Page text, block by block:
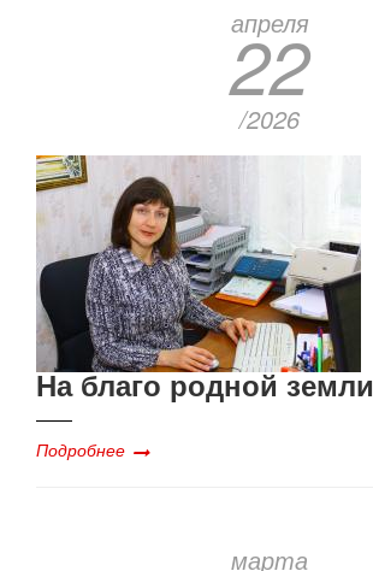
апреля
22
/2026
На благо родной земли
Подробнее
марта